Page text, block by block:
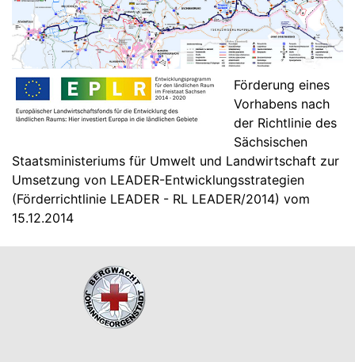
Förderung eines
Vorhabens nach
der Richtlinie des
Sächsischen
Staatsministeriums für Umwelt und Landwirtschaft zur
Umsetzung von LEADER-Entwicklungsstrategien
(Förderrichtlinie LEADER - RL LEADER/2014) vom
15.12.2014